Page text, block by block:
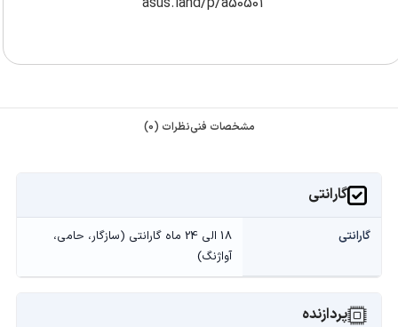
مشخصات فنینظرات (0)
گارانتی
گارانتی
18 الی 24 ماه گارانتی (سازگار، حامی،
آواژنگ)
پردازنده